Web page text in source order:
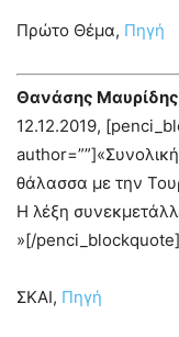
Πρώτο Θέμα, Πηγή
Θανάσης Μαυρίδης
12.12.2019,
θάλασσα με την
Η λέξη
»[/penci_blockquote]
ΣΚΑΙ, Πηγή